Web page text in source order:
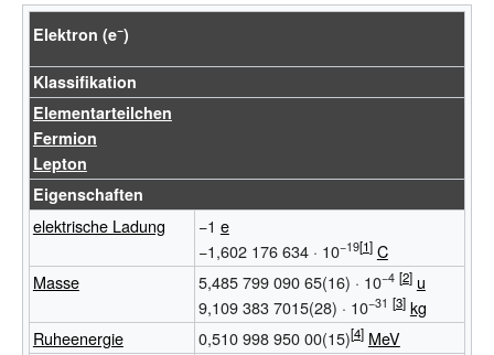
Elektron (e−)
Klassifikation
Elementarteilchen
Fermion
Lepton
Eigenschaften
elektrische Ladung −1 e
−1,602 176634 · 10−19
C
Masse
5,48579909065(16) · 10−4
u
9,1093837015(28) · 10−31
kg
Ruheenergie
0,51099895000(15)
MeV